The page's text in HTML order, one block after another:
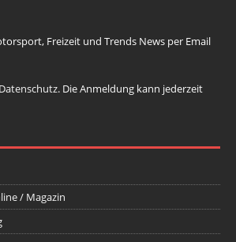
Freizeit und Trends News per Email
Datenschutz. Die Anmeldung kann jederzeit
/ Magazin